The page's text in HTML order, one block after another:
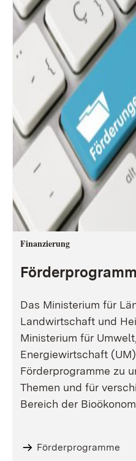
Finanzierung
Das Ministerium für
Landwirtschaft und
Ministerium für
Energiewirtschaft
Förderprogramme zu
Themen und für
Bereich der
Förderprogramme